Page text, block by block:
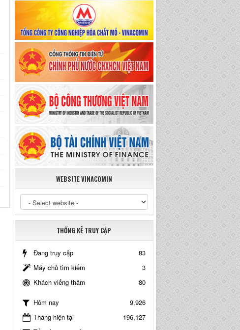
WEBSITE VINACOMIN
THỐNG KÊ TRUY CẬP
Đang truy cập
83
Máy chủ tìm kiếm
3
Khách viếng thăm
80
Hôm nay
9,926
Tháng hiện tại
196,127